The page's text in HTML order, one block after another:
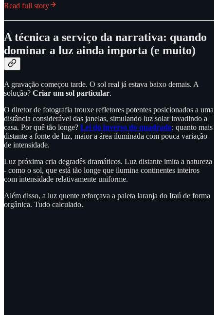
Read full story
A técnica a serviço da narrativa: quando
dominar a luz ainda importa (e muito)
A gravação começou tarde. O sol real já estava baixo demais. A
solução? Criar um sol particular.
O diretor de fotografia trouxe refletores potentes posicionados a uma
distância considerável das janelas, simulando luz solar invadindo a
casa. Por quê tão longe? Lei do inverso do quadrado: quanto mais
distante a fonte de luz, maior a área iluminada com pouca variação
de intensidade.
Luz próxima cria degradês dramáticos. Luz distante imita a natureza
- como o sol, que está tão longe que ilumina continentes inteiros
com intensidade relativamente uniforme.
Além disso, a luz quente reforçava a paleta laranja do Itaú de forma
orgânica. Tudo calculado.